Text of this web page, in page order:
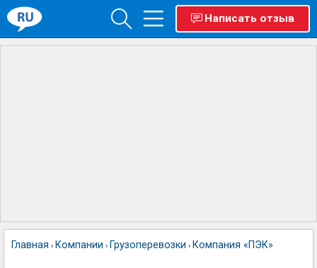
Написать отзыв
Главная › Компании › Грузоперевозки › Компания «ПЭК»